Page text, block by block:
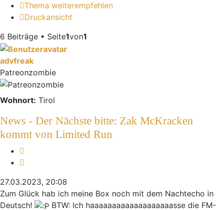
Thema weiterempfehlen
Druckansicht
6 Beiträge • Seite1von1
advfreak
Patreonzombie
Wohnort: Tirol
News - Der Nächste bitte: Zak McKracken
kommt von Limited Run
27.03.2023, 20:08
Zum Glück hab ich meine Box noch mit dem Nachtecho in
Deutsch!
BTW: Ich haaaaaaaaaaaaaaaaaaasse die FM-